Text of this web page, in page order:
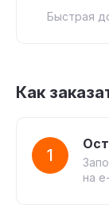
Быстрая
Как
1
на